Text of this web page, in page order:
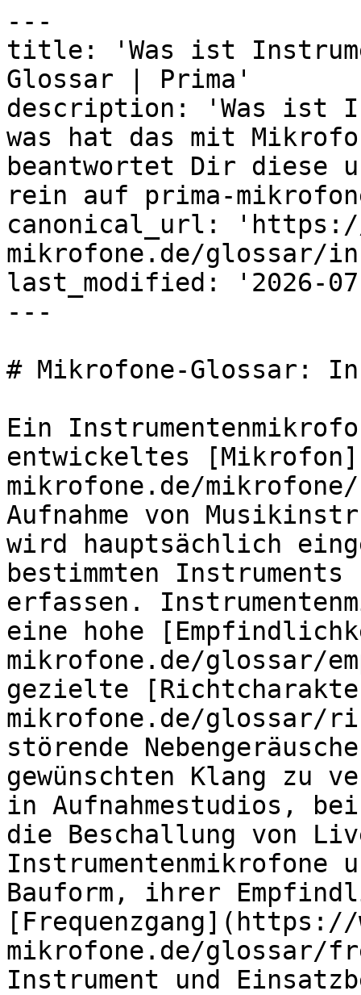
---
title: 'Was ist
Glossar | Prima'
description: 'Was ist
was hat das mit
beantwortet Dir diese
rein auf prima-
canonical_url: 'https://
mikrofone.de/glossar/
last_modified: '2026-
---
# Mikrofone-Glossar:
Ein
entwickeltes
mikrofone.de/
Aufnahme von
wird hauptsächlich
bestimmten
erfassen.
eine hohe
mikrofone.de/glossar/
gezielte
mikrofone.de/glossar/
störende
gewünschten Klang zu
in Aufnahmestudios,
die Beschallung von
Bauform, ihrer
[Frequenzgang](https://
mikrofone.de/glossar/
Instrument und